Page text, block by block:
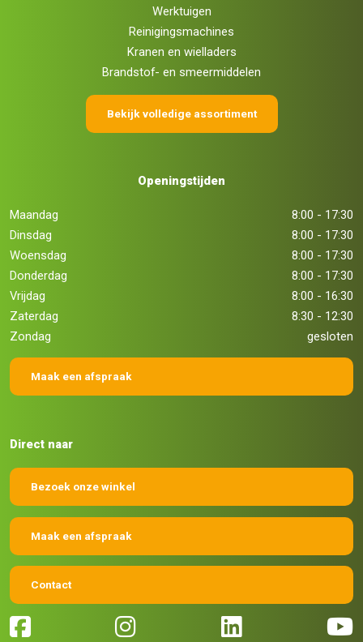
Werktuigen
Reinigingsmachines
Kranen en wielladers
Brandstof- en smeermiddelen
Bekijk volledige assortiment
Openingstijden
Maandag
8:00 - 17:30
Dinsdag
8:00 - 17:30
Woensdag
8:00 - 17:30
Donderdag
8:00 - 17:30
Vrijdag
8:00 - 16:30
Zaterdag
8:30 - 12:30
Zondag
gesloten
Maak een afspraak
Direct naar
Bezoek onze winkel
Maak een afspraak
Contact